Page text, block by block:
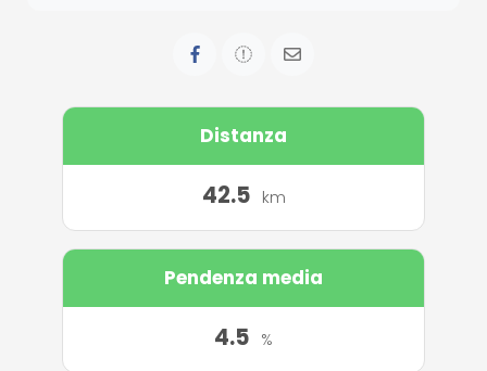
Distanza
42.5 km
Pendenza media
4.5 %